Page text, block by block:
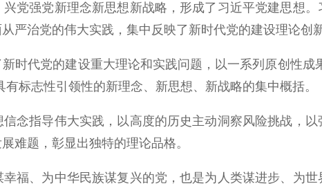
党强党新理念新思想新战略，形成了习近平党建思想
严治党的伟大实践，集中反映了新时代党的建设理论创
代党的建设重大理论和实践问题，以一系列原创性成
标志性引领性的新理念、新思想、新战略的集中概括。
指导伟大实践，以高度的历史主动洞察风险挑战，以
难题，彰显出独特的理论品格。
、为中华民族谋复兴的党，也是为人类谋进步、为世